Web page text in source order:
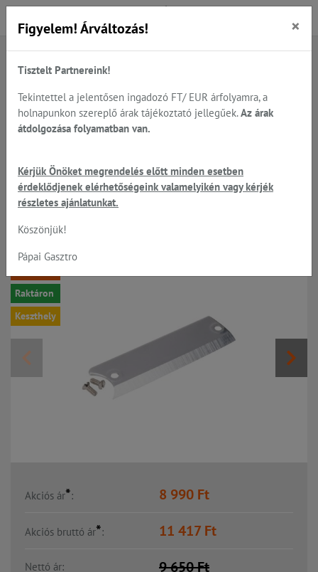
Főoldal Termékek
Zöldség - gyümölcs feldolgozók, Robot-Coupe
Robot-Coupe tárcsák, teljes típus választéka
Kiegészítők Robot Coupe tárcsákhoz
Robot Coupe - Egyenes kés 89
mm-es
Raktáron
Keszthely
Akciós ár*: 8 990 Ft
Akciós bruttó ár*: 11 417 Ft
Nettó ár: 9 650Ft
Figyelem! Árváltozás! ×
Tisztelt Partnereink!
Tekintettel a jelentősen ingadozó FT/ EUR árfolyamra, a
holnapunkon szereplő árak tájékoztató jellegűek. Az árak
átdolgozása folyamatban van.
Kérjük Önöket megrendelés előtt minden esetben
érdeklődjenek elérhetőségeink valamelyikén vagy kérjék
részletes ajánlatunkat.
Köszönjük!
Pápai Gasztro